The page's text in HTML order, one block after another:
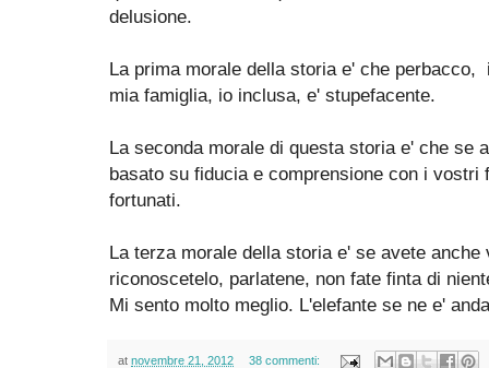
delusione.
La prima morale della storia e' che
mia famiglia, io inclusa, e' stupefacente.
La seconda morale di questa storia e' che se
basato su fiducia e comprensione con i
fortunati.
La terza morale della storia e' se avete
riconoscetelo, parlatene, non fate finta di
Mi sento molto meglio. L'elefante se ne e'
at novembre 21, 2012 38 commenti: